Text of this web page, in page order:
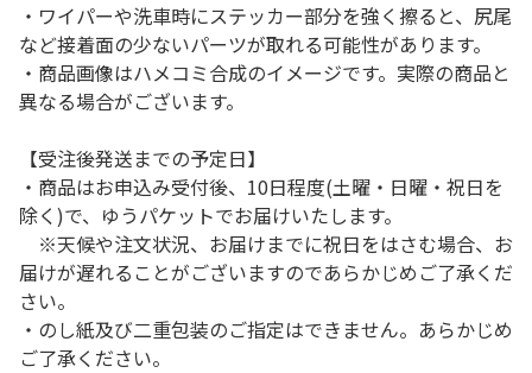
・ワイパーや洗車時にステッカー部分を強く擦ると、尻尾
など接着面の少ないパーツが取れる可能性があります。
・商品画像はハメコミ合成のイメージです。実際の商品と
異なる場合がございます。
【受注後発送までの予定日】
・商品はお申込み受付後、10日程度(土曜・日曜・祝日を
除く)で、ゆうパケットでお届けいたします。
※天候や注文状況、お届けまでに祝日をはさむ場合、お
届けが遅れることがございますのであらかじめご了承くだ
さい。
・のし紙及び二重包装のご指定はできません。あらかじめ
ご了承ください。